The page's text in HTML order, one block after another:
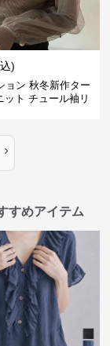
)
ョン 秋冬新作ター
ット チュール袖リ
›
すめアイテム